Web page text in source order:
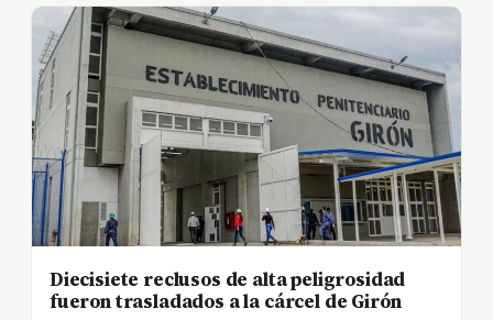
Diecisiete reclusos de alta peligrosidad
fueron trasladados a la cárcel de Girón